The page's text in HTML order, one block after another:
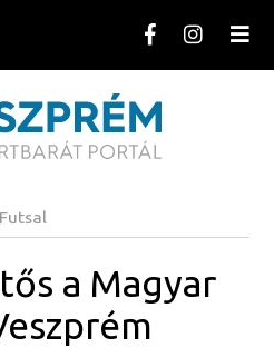
Futsal
a Magyar